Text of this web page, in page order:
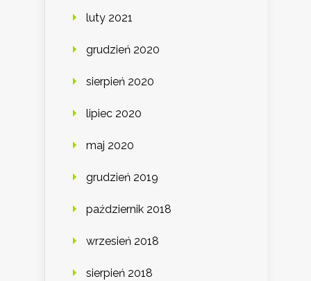
luty 2021
grudzień 2020
sierpień 2020
lipiec 2020
maj 2020
grudzień 2019
październik 2018
wrzesień 2018
sierpień 2018